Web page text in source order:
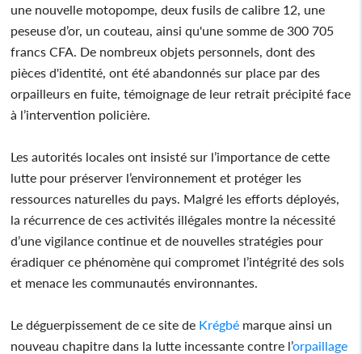
une nouvelle motopompe, deux fusils de calibre 12, une
peseuse d’or, un couteau, ainsi qu'une somme de 300 705
francs CFA. De nombreux objets personnels, dont des
pièces d'identité, ont été abandonnés sur place par des
orpailleurs en fuite, témoignage de leur retrait précipité face
à l’intervention policière.
Les autorités locales ont insisté sur l’importance de cette
lutte pour préserver l’environnement et protéger les
ressources naturelles du pays. Malgré les efforts déployés,
la récurrence de ces activités illégales montre la nécessité
d’une vigilance continue et de nouvelles stratégies pour
éradiquer ce phénomène qui compromet l’intégrité des sols
et menace les communautés environnantes.
Le déguerpissement de ce site de Krégbé marque ainsi un
nouveau chapitre dans la lutte incessante contre l’orpaillage